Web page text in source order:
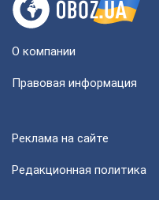
О компании
Правовая информация
Реклама на сайте
Редакционная политика